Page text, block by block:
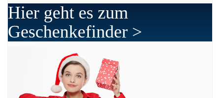
Hier geht es zum
Geschenkefinder >